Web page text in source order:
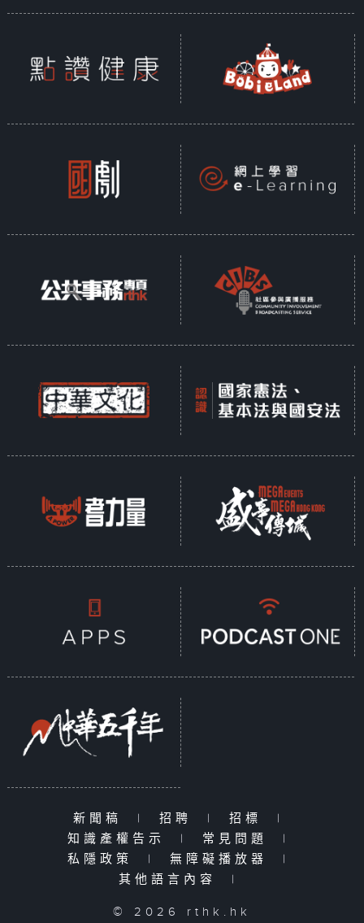
新聞稿 | 招聘 | 招標
|
知識產權告示
| 常見問題
|
私隱政策
| 無障礙播放器
|
其他語言內容
|
© 2026 rthk.hk